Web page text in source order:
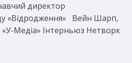
директор
«Відродження» Вейн Шарп,
Медіа» Інтерньюз Нетворк